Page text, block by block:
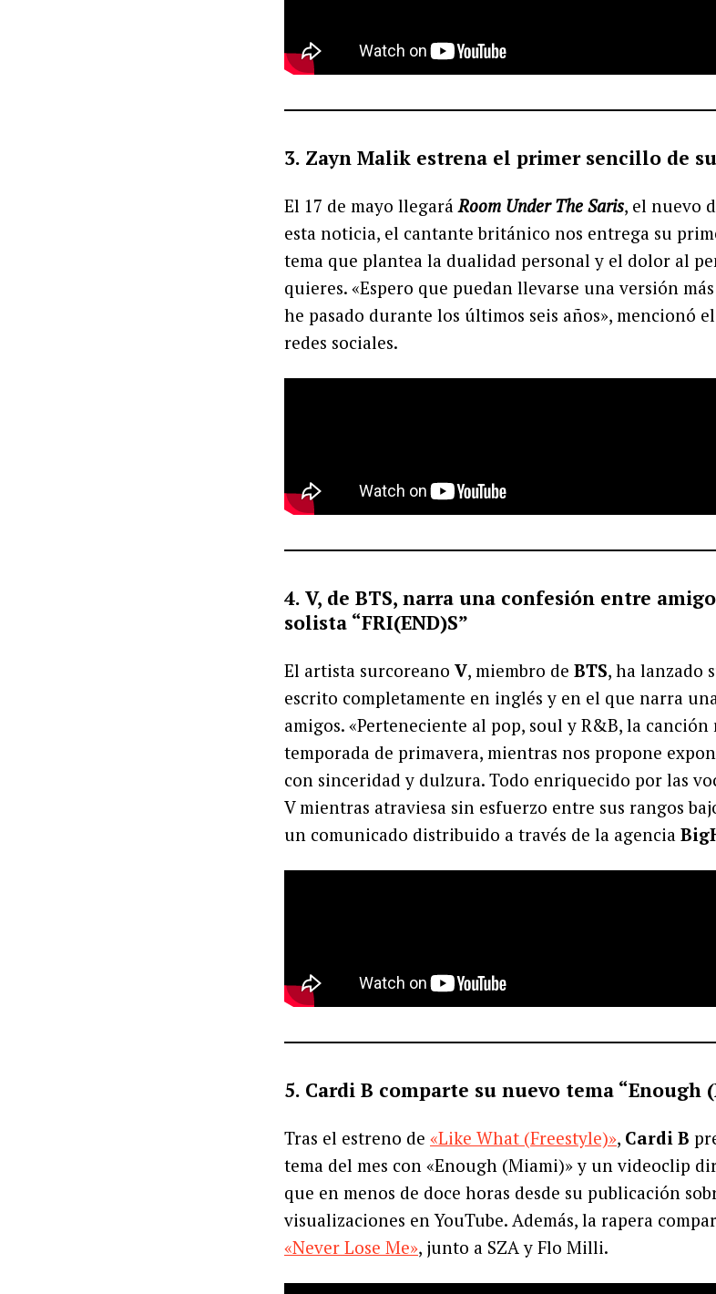
3. Zayn Malik estrena el primer sencillo de
El 17 de mayo llegará Room Under The Saris, el nuevo
esta noticia, el cantante británico nos entrega su
tema que plantea la dualidad personal y el dolor al
quieres. «Espero que puedan llevarse una versión
he pasado durante los últimos seis años», mencionó
redes sociales.
4. V, de BTS, narra una confesión entre
solista “FRI(END)S”
El artista surcoreano V, miembro de BTS, ha lanzado
escrito completamente en inglés y en el que narra
amigos. «Perteneciente al pop, soul y R&B, la
temporada de primavera, mientras nos propone
con sinceridad y dulzura. Todo enriquecido por las
V mientras atraviesa sin esfuerzo entre sus rangos
un comunicado distribuido a través de la agencia
5. Cardi B comparte su nuevo tema “Enough
Tras el estreno de «Like What (Freestyle)», Cardi B
tema del mes con «Enough (Miami)» y un videoclip
que en menos de doce horas desde su publicación
visualizaciones en YouTube. Además, la rapera
«Never Lose Me», junto a SZA y Flo Milli.